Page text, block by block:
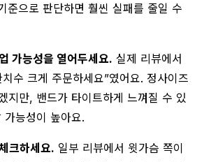
준으로 판단하면 훨씬 실패를 줄일 수
가능성을 열어두세요. 실제 리뷰에서
수 크게 주문하세요”였어요. 정사이즈
지만, 밴드가 타이트하게 느껴질 수 있
능성이 높아요.
크하세요. 일부 리뷰에서 윗가슴 쪽이